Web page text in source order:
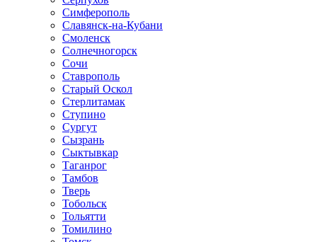
Симферополь
Славянск-на-Кубани
Смоленск
Солнечногорск
Сочи
Ставрополь
Старый Оскол
Стерлитамак
Ступино
Сургут
Сызрань
Сыктывкар
Таганрог
Тамбов
Тверь
Тобольск
Тольятти
Томилино